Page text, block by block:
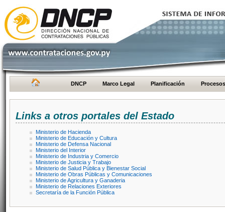
DNCP Marco Legal Planificación Procesos
Links a otros portales del Estado
Ministerio de Hacienda
Ministerio de Educación y Cultura
Ministerio de Defensa Nacional
Ministerio del Interior
Ministerio de Industria y Comercio
Ministerio de Justicia y Trabajo
Ministerio de Salud Pública y Bienestar Social
Ministerio de Obras Públicas y Comunicaciones
Ministerio de Agricultura y Ganaderia
Ministerio de Relaciones Exteriores
Secretaría de la Función Pública